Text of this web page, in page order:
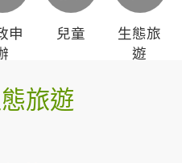
申
兒童
生態旅
遊
旅遊